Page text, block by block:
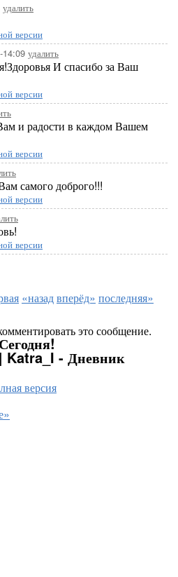
удалить
версии
14:09 удалить
И спасибо за Ваш
версии
и радости в каждом Вашем
версии
самого доброго!!!
версии
версии
«назадвперёд» последняя»
это сообщение.
Katra_I - Дневник
версия